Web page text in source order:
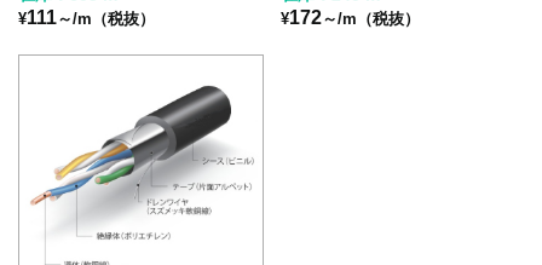
¥111～/m（税抜） ¥172～/m（税抜）